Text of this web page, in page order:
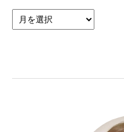
Archaive